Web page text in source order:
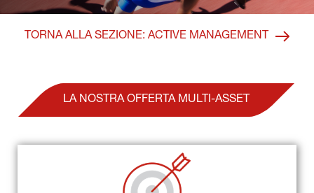
TORNA ALLA SEZIONE: ACTIVE MANAGEMENT
LA NOSTRA OFFERTA MULTI-ASSET